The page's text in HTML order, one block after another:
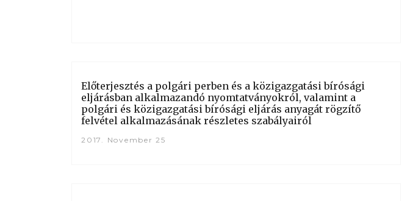
Előterjesztés a polgári perben és a közigazgatási bírósági
eljárásban alkalmazandó nyomtatványokról, valamint a
polgári és közigazgatási bírósági eljárás anyagát rögzítő
felvétel alkalmazásának részletes szabályairól
2017. November 25